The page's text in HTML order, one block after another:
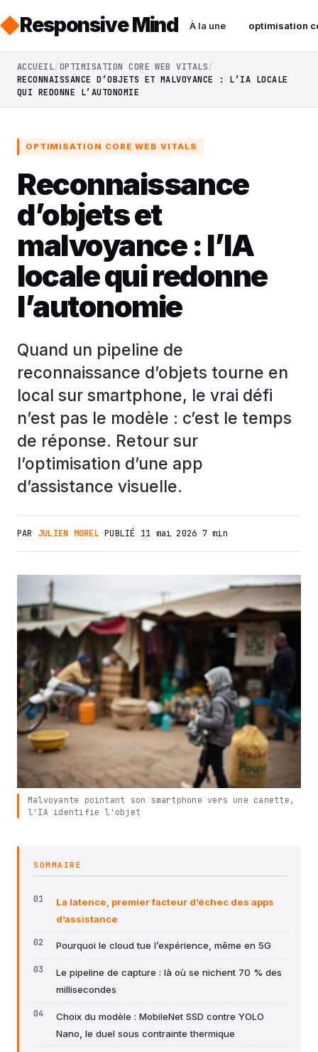
Responsive Mind À la une optimisation
ACCUEIL OPTIMISATION CORE WEB VITALS
RECONNAISSANCE D’OBJETS ET MALVOYANCE : L’IA LOCALE
QUI REDONNE L’AUTONOMIE
OPTIMISATION CORE WEB VITALS
Reconnaissance
d’objets et
malvoyance : l’IA
locale qui redonne
l’autonomie
Quand un pipeline de
reconnaissance d’objets tourne en
local sur smartphone, le vrai défi
n’est pas le modèle : c’est le temps
de réponse. Retour sur
l’optimisation d’une app
d’assistance visuelle.
PAR JULIEN MOREL·PUBLIÉ 11 mai 2026·7 min
Malvoyante pointant son smartphone vers une canette,
l'IA identifie l'objet
SOMMAIRE
La latence, premier facteur d’échec des apps
d’assistance
Pourquoi le cloud tue l’expérience, même en 5G
Le pipeline de capture : là où se nichent 70 % des
millisecondes
Choix du modèle : MobileNet SSD contre YOLO
Nano, le duel sous contrainte thermique